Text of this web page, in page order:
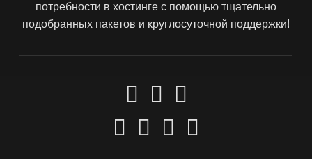
потребности в хостинге с помощью тщательно
подобранных пакетов и круглосуточной поддержки!